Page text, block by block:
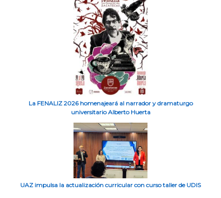
La FENALIZ 2026 homenajeará al narrador y dramaturgo
universitario Alberto Huerta
UAZ impulsa la actualización curricular con curso taller de UDIS